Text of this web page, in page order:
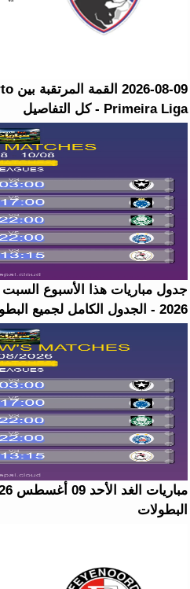
Primeira Liga - كل التفاصيل
2026 - الجدول الكامل لجميع البطولات
البطولات